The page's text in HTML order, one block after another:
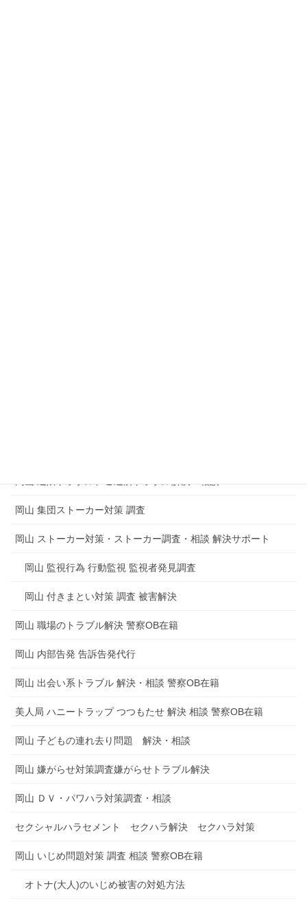
岡山 近隣トラブル、ご近所トラブル解決・相談
岡山 集団ストーカー対策 調査
岡山 ストーカー対策・ストーカー調査・相談 解決サポート
岡山 監視行為 行動監視 監視者発見調査
岡山 付きまとい対策 調査 被害解決
岡山 職場のトラブル解決 警察OB在籍
岡山 内部告発 告訴告発代行
岡山 出会い系トラブル 解決・相談 警察OB在籍
美人局 ハニートラップ つつもたせ 解決 相談 警察OB在籍
岡山 子どもの連れ去り問題 解決・相談
岡山 嫌がらせ対策調査嫌がらせトラブル解決
岡山 ＤＶ・パワハラ対策調査・相談
セクシャルハラセメント セクハラ解決 セクハラ対策
岡山 いじめ問題対策 調査 相談 警察OB在籍
オトナ(大人)のいじめ被害の対処方法